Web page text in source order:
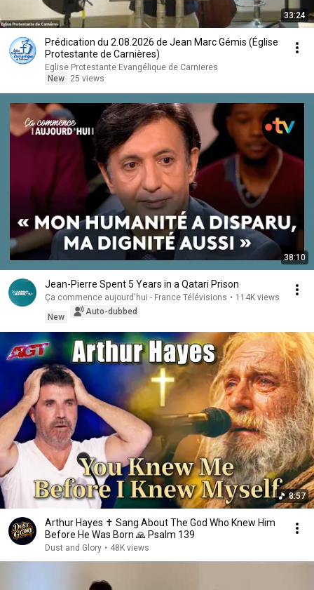
33:24
Prédication du 2.08.2026 de Jean Marc Gémis (Église
Protestante de Carnières)
Eglise Protestante Evangélique de Carnieres
New
25 views
38:10
Jean-Pierre Spent 5 Years in a Qatari Prison
Ça commence aujourd'hui - France Télévisions • 114K views
New
Auto-dubbed
8:57
Arthur Hayes ✝️ Sang About The God Who Knew Him
Before He Was Born 🙏 Psalm 139
Dust and Glory • 48K views